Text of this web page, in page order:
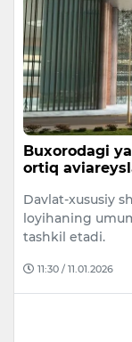
Buxorodagi
ortiq
Davlat-xususiy
loyihaning
tashkil etadi.
11:30 / 11.01.2026